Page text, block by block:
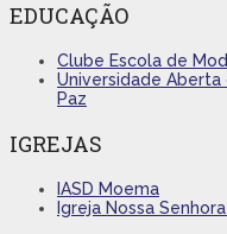
EDUCAÇÃO
Clube Escola de
Universidade
Paz
IGREJAS
IASD Moema
Igreja Nossa